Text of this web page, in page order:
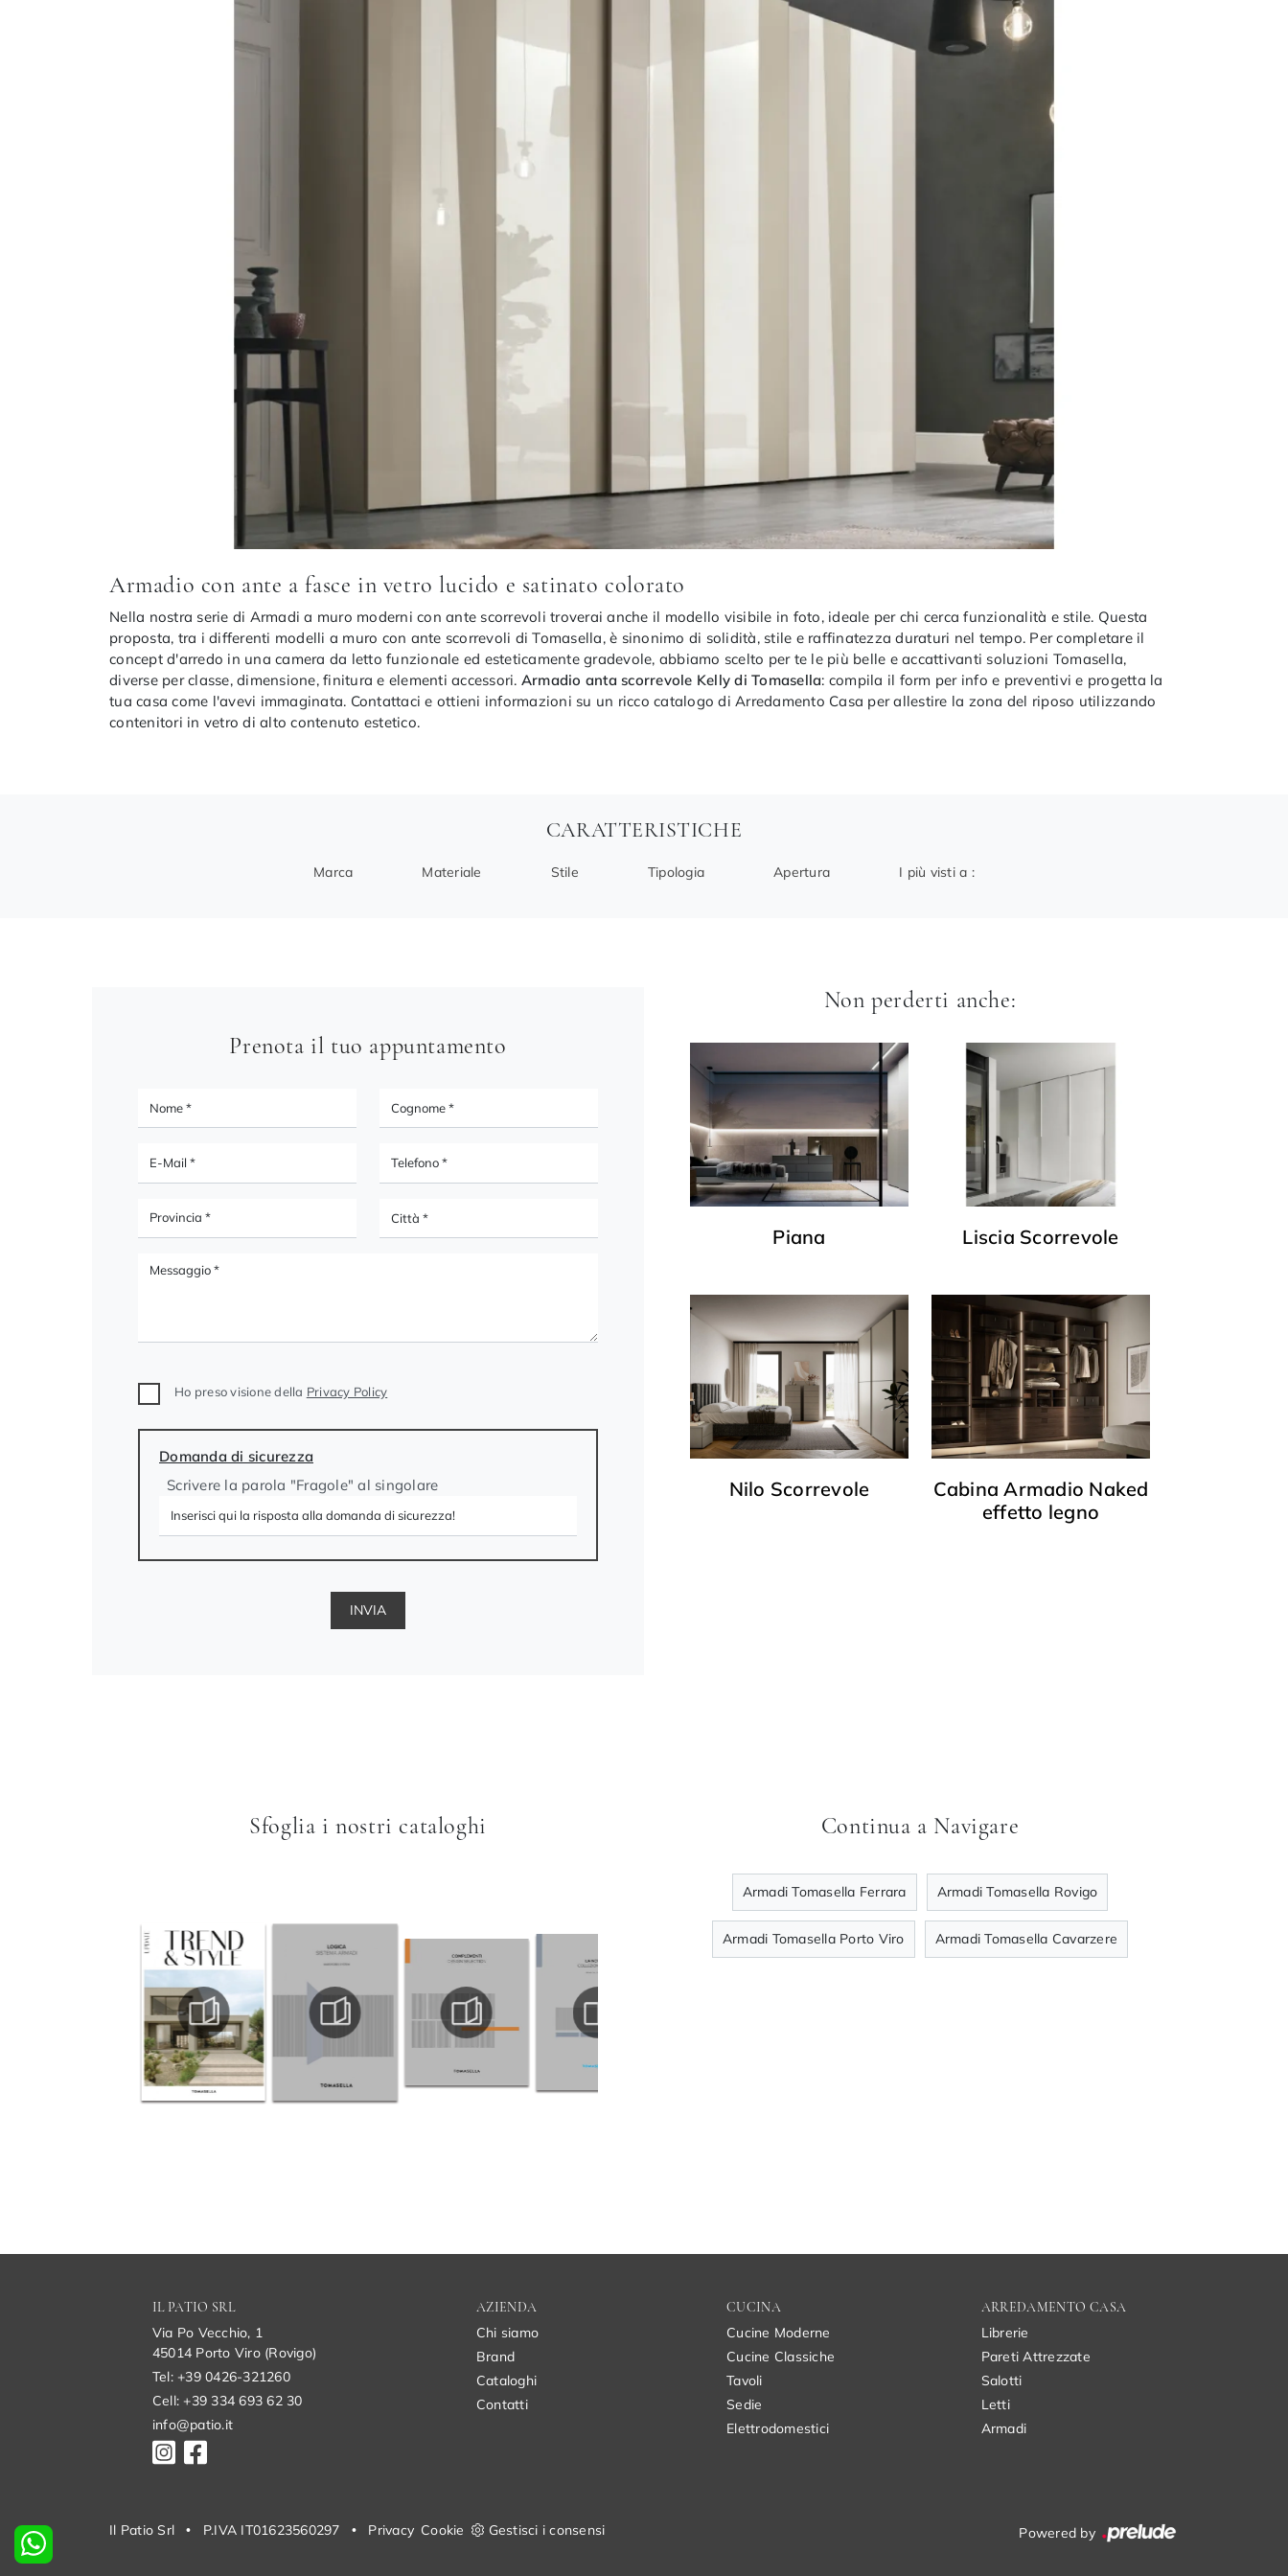
Armadio con ante a fasce in vetro lucido e satinato colorato
Nella nostra serie di Armadi a muro moderni con ante scorrevoli troverai anche il modello visibile in foto, ideale per chi cerca funzionalità e stile. Questa
proposta, tra i differenti modelli a muro con ante scorrevoli di Tomasella, è sinonimo di solidità, stile e raffinatezza duraturi nel tempo. Per completare il
concept d'arredo in una camera da letto funzionale ed esteticamente gradevole, abbiamo scelto per te le più belle e accattivanti soluzioni Tomasella,
diverse per classe, dimensione, finitura e elementi accessori. Armadio anta scorrevole Kelly di Tomasella: compila il form per info e preventivi e progetta la
tua casa come l'avevi immaginata. Contattaci e ottieni informazioni su un ricco catalogo di Arredamento Casa per allestire la zona del riposo utilizzando
contenitori in vetro di alto contenuto estetico.
CARATTERISTICHE
Marca Materiale Stile Tipologia Apertura I più visti a :
Prenota il tuo appuntamento
Ho preso visione della Privacy Policy
Domanda di sicurezza
Scrivere la parola "Fragole" al singolare
INVIA
Non perderti anche:
Piana Liscia Scorrevole
Nilo Scorrevole
Cabina Armadio Naked
effetto legno
Sfoglia i nostri cataloghi Continua a Navigare
Armadi Tomasella Ferrara Armadi Tomasella Rovigo
Armadi Tomasella Porto Viro Armadi Tomasella Cavarzere
IL PATIO SRL
Via Po Vecchio, 1
45014 Porto Viro (Rovigo)
Tel: +39 0426-321260
Cell: +39 334 693 62 30
info@patio.it
AZIENDA
Chi siamo
Brand
Cataloghi
Contatti
CUCINA
Cucine Moderne
Cucine Classiche
Tavoli
Sedie
Elettrodomestici
ARREDAMENTO CASA
Librerie
Pareti Attrezzate
Salotti
Letti
Armadi
Il Patio Srl • P.IVA IT01623560297 • Privacy Cookie Gestisci i consensi Powered by